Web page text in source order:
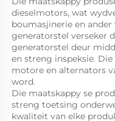
dieselmotors, wat
boumasjinerie en
generatorstel verseker
generatorstel deur
en streng inspeksie.
motore en alternators
word.
Die maatskappy se
streng toetsing
kwaliteit van elke